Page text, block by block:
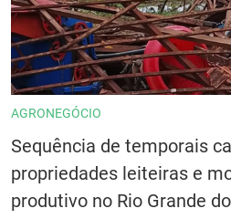
AGRONEGÓCIO
Sequência de temporais
propriedades leiteiras e
produtivo no Rio Grande